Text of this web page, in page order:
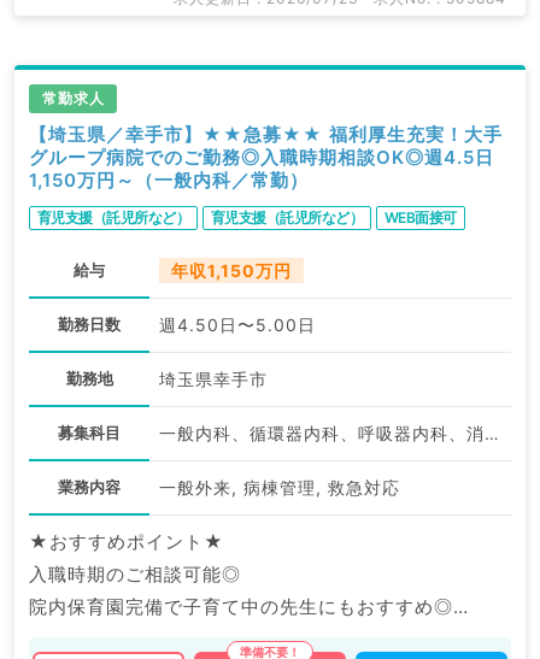
求人内容の詳細等はお気軽にお問合せ下さい。
常勤求人
【埼玉県／幸手市】★★急募★★ 福利厚生充実！大手
グループ病院でのご勤務◎入職時期相談OK◎週4.5日
1,150万円～（一般内科／常勤）
育児支援（託児所など） 育児支援（託児所など） WEB面接可
給与 年収1,150万円
勤務日数 週4.50日〜5.00日
勤務地 埼玉県幸手市
募集科目 一般内科、循環器内科、呼吸器内科、消化器内科、内分泌・代謝内科
業務内容 一般外来, 病棟管理, 救急対応
★おすすめポイント★
入職時期のご相談可能◎
院内保育園完備で子育て中の先生にもおすすめ◎
福利厚生充実の大手グループ病院でのご勤務です。